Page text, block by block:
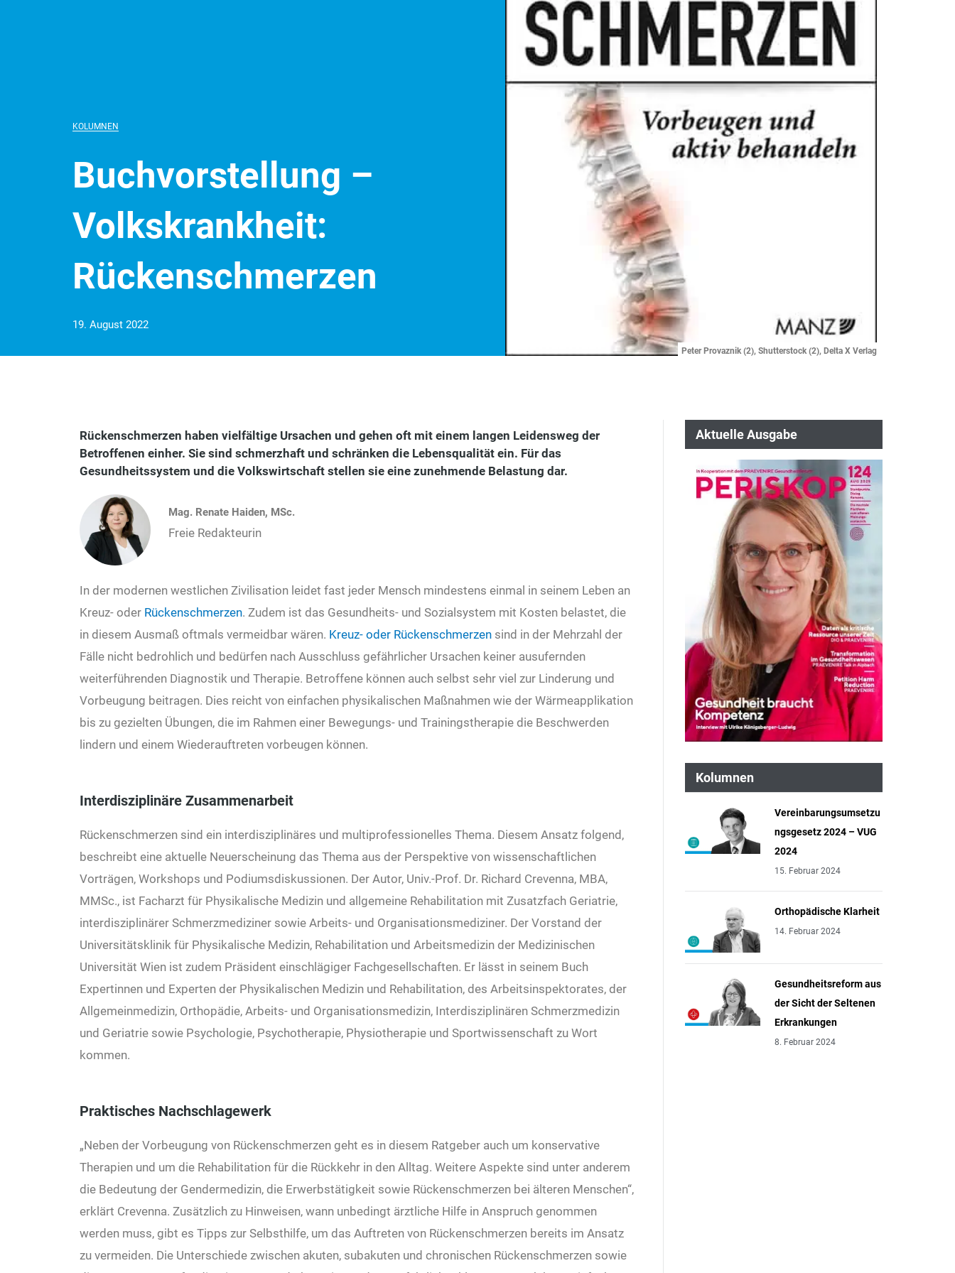
KOLUMNEN
Buchvorstellung –
Volkskrankheit:
Rückenschmerzen
19. August 2022
Peter Provaznik (2), Shutterstock (2), Delta X Verlag
Rückenschmerzen haben vielfältige Ursachen und gehen oft mit einem langen Leidensweg der
Betroffenen einher. Sie sind schmerzhaft und schränken die Lebensqualität ein. Für das
Gesundheitssystem und die Volkswirtschaft stellen sie eine zunehmende Belastung dar.
Mag. Renate Haiden, MSc.
Freie Redakteurin
In der modernen westlichen Zivilisation leidet fast jeder Mensch mindestens einmal in seinem Leben an
Kreuz- oder Rückenschmerzen. Zudem ist das Gesundheits- und Sozialsystem mit Kosten belastet, die
in diesem Ausmaß oftmals vermeidbar wären. Kreuz- oder Rückenschmerzen sind in der Mehrzahl der
Fälle nicht bedrohlich und bedürfen nach Ausschluss gefährlicher Ursachen keiner ausufernden
weiterführenden Diagnostik und Therapie. Betroffene können auch selbst sehr viel zur Linderung und
Vorbeugung beitragen. Dies reicht von einfachen physikalischen Maßnahmen wie der Wärmeapplikation
bis zu gezielten Übungen, die im Rahmen einer Bewegungs- und Trainingstherapie die Beschwerden
lindern und einem Wiederauftreten vorbeugen können.
Interdisziplinäre Zusammenarbeit
Rückenschmerzen sind ein interdisziplinäres und multiprofessionelles Thema. Diesem Ansatz folgend,
beschreibt eine aktuelle Neuerscheinung das Thema aus der Perspektive von wissenschaftlichen
Vorträgen, Workshops und Podiumsdiskussionen. Der Autor, Univ.-Prof. Dr. Richard Crevenna, MBA,
MMSc., ist Facharzt für Physikalische Medizin und allgemeine Rehabilitation mit Zusatzfach Geriatrie,
interdisziplinärer Schmerzmediziner sowie Arbeits- und Organisationsmediziner. Der Vorstand der
Universitätsklinik für Physikalische Medizin, Rehabilitation und Arbeitsmedizin der Medizinischen
Universität Wien ist zudem Präsident einschlägiger Fachgesellschaften. Er lässt in seinem Buch
Expertinnen und Experten der Physikalischen Medizin und Rehabilitation, des Arbeitsinspektorates, der
Allgemeinmedizin, Orthopädie, Arbeits- und Organisationsmedizin, Interdisziplinären Schmerzmedizin
und Geriatrie sowie Psychologie, Psychotherapie, Physiotherapie und Sportwissenschaft zu Wort
kommen.
Praktisches Nachschlagewerk
„Neben der Vorbeugung von Rückenschmerzen geht es in diesem Ratgeber auch um konservative
Therapien und um die Rehabilitation für die Rückkehr in den Alltag. Weitere Aspekte sind unter anderem
die Bedeutung der Gendermedizin, die Erwerbstätigkeit sowie Rückenschmerzen bei älteren Menschen“,
erklärt Crevenna. Zusätzlich zu Hinweisen, wann unbedingt ärztliche Hilfe in Anspruch genommen
werden muss, gibt es Tipps zur Selbsthilfe, um das Auftreten von Rückenschmerzen bereits im Ansatz
zu vermeiden. Die Unterschiede zwischen akuten, subakuten und chronischen Rückenschmerzen sowie
Aktuelle Ausgabe
Kolumnen
Vereinbarungsumsetzu
ngsgesetz 2024 – VUG
2024
15. Februar 2024
Orthopädische Klarheit
14. Februar 2024
Gesundheitsreform aus
der Sicht der Seltenen
Erkrankungen
8. Februar 2024